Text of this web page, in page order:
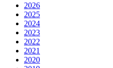
2026
2025
2024
2023
2022
2021
2020